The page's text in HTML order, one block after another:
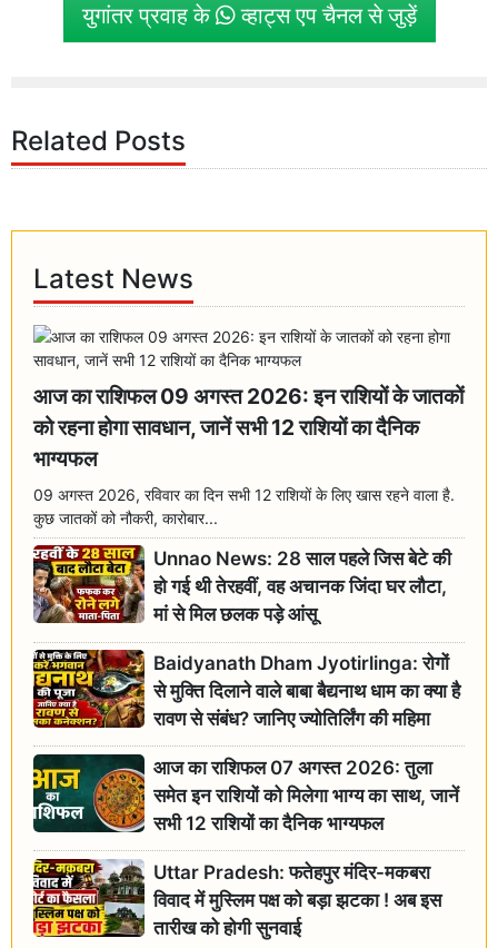
युगांतर प्रवाह के व्हाट्स एप चैनल से जुड़ें
Related Posts
Latest News
आज का राशिफल 09 अगस्त 2026: इन राशियों के जातकों
को रहना होगा सावधान, जानें सभी 12 राशियों का दैनिक
भाग्यफल
09 अगस्त 2026, रविवार का दिन सभी 12 राशियों के लिए खास रहने वाला है.
कुछ जातकों को नौकरी, कारोबार...
Unnao News: 28 साल पहले जिस बेटे की
हो गई थी तेरहवीं, वह अचानक जिंदा घर लौटा,
मां से मिल छलक पड़े आंसू
Baidyanath Dham Jyotirlinga: रोगों
से मुक्ति दिलाने वाले बाबा बैद्यनाथ धाम का क्या है
रावण से संबंध? जानिए ज्योतिर्लिंग की महिमा
आज का राशिफल 07 अगस्त 2026: तुला
समेत इन राशियों को मिलेगा भाग्य का साथ, जानें
सभी 12 राशियों का दैनिक भाग्यफल
Uttar Pradesh: फतेहपुर मंदिर-मकबरा
विवाद में मुस्लिम पक्ष को बड़ा झटका ! अब इस
तारीख को होगी सुनवाई